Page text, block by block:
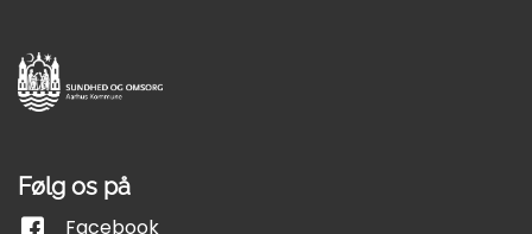
Følg os på
Facebook